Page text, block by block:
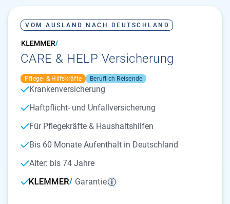
VOM AUSLAND NACH DEUTSCHLAND
CARE & HELP Versicherung
Pflege- & Hilfskräfte Beruflich Reisende
Krankenversicherung
Haftpflicht- und Unfallversicherung
Für Pflegekräfte & Haushaltshilfen
Bis 60 Monate Aufenthalt in Deutschland
Alter: bis 74 Jahre
Garantie